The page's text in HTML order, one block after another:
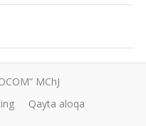
MChJ
Qayta aloqa